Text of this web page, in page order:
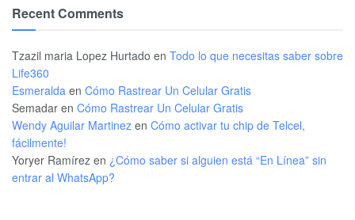
Recent Comments
Tzazil maria Lopez Hurtado en Todo lo que necesitas saber sobre
Life360
Esmeralda en Cómo Rastrear Un Celular Gratis
Semadar en Cómo Rastrear Un Celular Gratis
Wendy Aguilar Martinez en Cómo activar tu chip de Telcel,
fácilmente!
Yoryer Ramírez en ¿Cómo saber si alguien está “En Línea” sin
entrar al WhatsApp?